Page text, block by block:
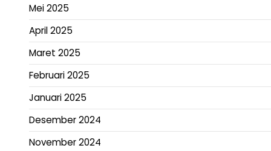
Mei 2025
April 2025
Maret 2025
Februari 2025
Januari 2025
Desember 2024
November 2024